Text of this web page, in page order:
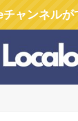
ができまし